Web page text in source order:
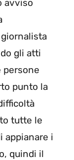
avviso
gli atti
persone
punto la
tutte le
appianare i
quindi il